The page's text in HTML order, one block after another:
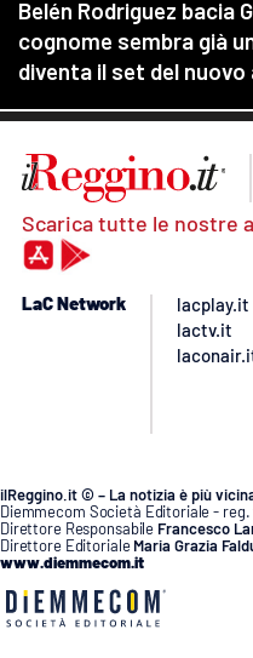
Scarica tutte le nostre
LaC Network
lacplay.it
lactv.it
ilReggino.it © – La notizia è più
Diemmecom Società Editoriale - reg.
Direttore Responsabile Francesco
Direttore Editoriale Maria Grazia
www.diemmecom.it